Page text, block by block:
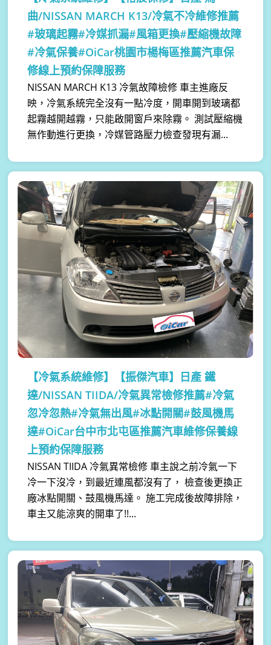
曲/NISSAN MARCH K13/冷氣不冷維修推薦
#玻璃起霧#冷媒抓漏#風箱更換#壓縮機故障
#冷氣保養#OiCar桃園市楊梅區推薦汽車保
修線上預約保障服務
NISSAN MARCH K13 冷氣故障檢修 車主進廠反
映，冷氣系統完全沒有一點冷度，開車開到玻璃都
起霧越開越霧，只能啟開窗戶來除霧。 測試壓縮機
無作動進行更換，冷媒管路壓力檢查發現有漏...
【冷氣系統維修】
【振傑汽車】日產 鐵
達/NISSAN TIIDA/冷氣異常檢修推薦#冷氣
忽冷忽熱#冷氣無出風#冰點開關#鼓風機馬
達#OiCar台中市北屯區推薦汽車維修保養線
上預約保障服務
NISSAN TIIDA 冷氣異常檢修 車主說之前冷氣一下
冷一下沒冷，到最近連風都沒有了， 檢查後更換正
廠冰點開關、鼓風機馬達。 施工完成後故障排除，
車主又能涼爽的開車了!!...